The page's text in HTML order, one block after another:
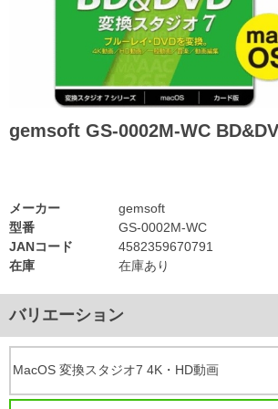
gemsoft GS-0002M-WC
型番
GS-0002M-WC
JANコード
4582359670791
在庫
在庫あり
メーカー gemsoft
バリエーション
MacOS 変換スタジオ7 4K・HD動画